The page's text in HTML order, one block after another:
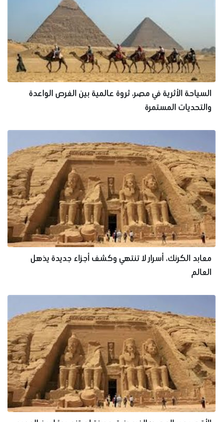
السياحة الأثرية في مصر، ثروة عالمية بين الفرص الواعدة
والتحديات المستمرة
معابد الكرنك، أسرار لا تنتهي وكشف أجزاء جديدة يذهل
العالم